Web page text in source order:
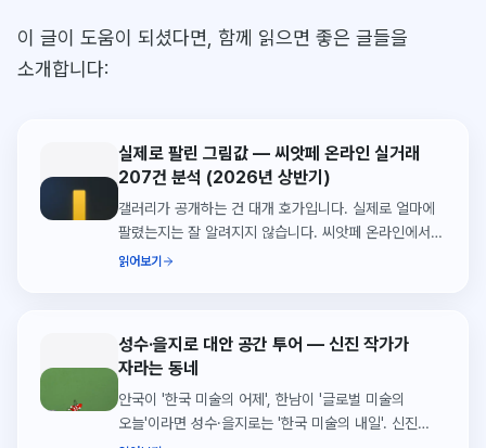
이 글이 도움이 되셨다면, 함께 읽으면 좋은 글들을
소개합니다:
실제로 팔린 그림값 — 씨앗페 온라인 실거래
207건 분석 (2026년 상반기)
갤러리가 공개하는 건 대개 호가입니다. 실제로 얼마에
팔렸는지는 잘 알려지지 않습니다. 씨앗페 온라인에서
2026년 상반기에 성사된 실거래 207건을 열어
읽어보기
성수·을지로 대안 공간 투어 — 신진 작가가
자라는 동네
안국이 '한국 미술의 어제', 한남이 '글로벌 미술의
오늘'이라면 성수·을지로는 '한국 미술의 내일'. 신진